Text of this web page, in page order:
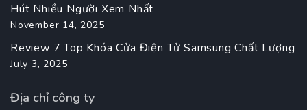
Hút Nhiều Người Xem Nhất
November 14, 2025
Review 7 Top Khóa Cửa Điện Tử Samsung Chất Lượng
July 3, 2025
Địa chỉ công ty